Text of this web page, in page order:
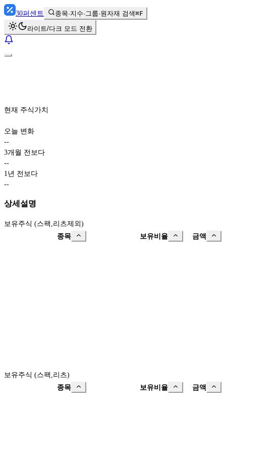
30퍼센트 종목·지수·그룹·원자재 검색⌘F
라이트/다크 모드 전환
현재 주식가치
오늘 변화
--
3개월 전보다
--
1년 전보다
--
상세설명
보유주식 (스팩,리츠제외)
종목
보유비율 금액
보유주식 (스팩,리츠)
종목
보유비율 금액